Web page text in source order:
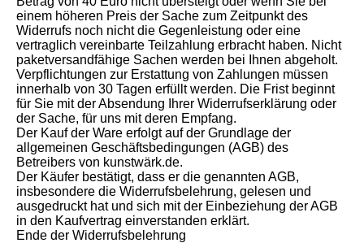
einem höheren Preis der Sache zum Zeitpunkt des
Widerrufs noch nicht die Gegenleistung oder eine
vertraglich vereinbarte Teilzahlung erbracht haben. Nicht
paketversandfähige Sachen werden bei Ihnen abgeholt.
Verpflichtungen zur Erstattung von Zahlungen müssen
innerhalb von 30 Tagen erfüllt werden. Die Frist beginnt
für Sie mit der Absendung Ihrer Widerrufserklärung oder
der Sache, für uns mit deren Empfang.
Der Kauf der Ware erfolgt auf der Grundlage der
allgemeinen Geschäftsbedingungen (AGB) des
Betreibers von kunstwärk.de.
Der Käufer bestätigt, dass er die genannten AGB,
insbesondere die Widerrufsbelehrung, gelesen und
ausgedruckt hat und sich mit der Einbeziehung der AGB
in den Kaufvertrag einverstanden erklärt.
Ende der Widerrufsbelehrung